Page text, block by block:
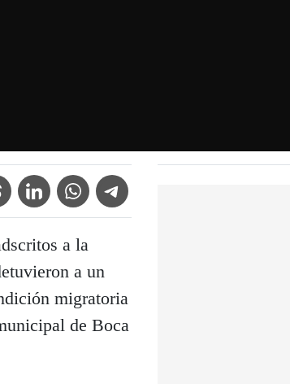
Icon
Linkedin IconWhatsApp IconTelegram Icon
a la
a un
migratoria
de Boca